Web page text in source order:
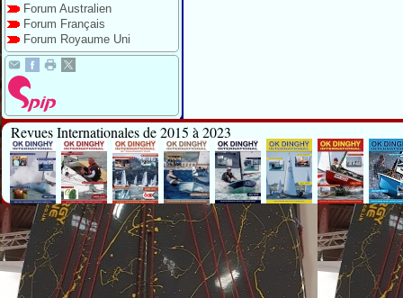
Forum Australien
Forum Français
Forum Royaume Uni
Revues Internationales de 2015 à 2023